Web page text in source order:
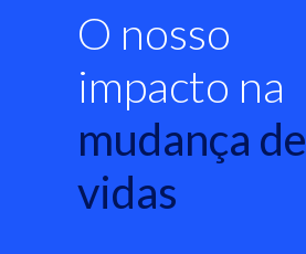
O nosso
impacto na
mudança de
vidas